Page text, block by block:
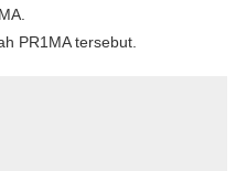
PR1MA tersebut.